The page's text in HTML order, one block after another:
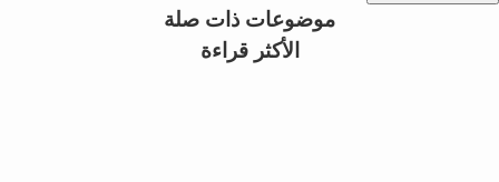
موضوعات ذات صلة
الأكثر قراءة